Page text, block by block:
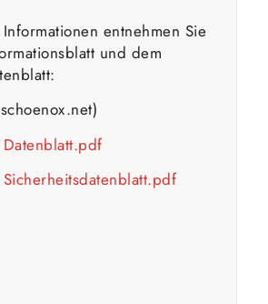
entnehmen Sie
und dem
Datenblatt.pdf
Sicherheitsdatenblatt.pdf